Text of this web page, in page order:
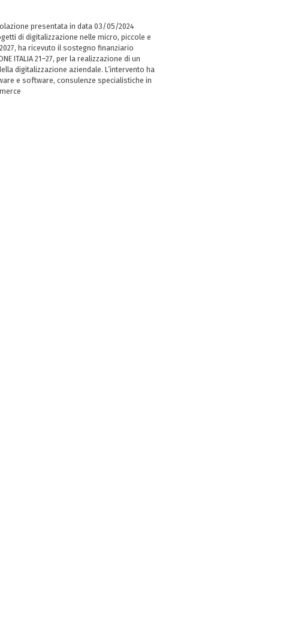
presentata in data 03/05/2024
di digitalizzazione nelle micro, piccole e
ha ricevuto il sostegno finanziario
ITALIA 21–27, per la realizzazione di un
digitalizzazione aziendale. L’intervento ha
e software, consulenze specialistiche in